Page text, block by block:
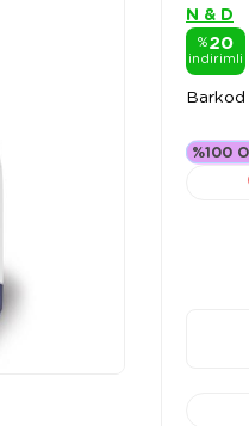
N & D
%20
indirimli
Barkod
%100